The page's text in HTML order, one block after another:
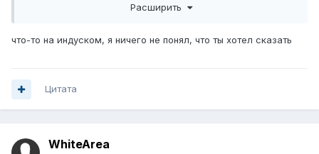
принципе до звезды, что мужик перед ней прыгает и
старается, но не то, непонятно. Нет времени скучать и
нет места интересу к нему. А он еще и обижаешься -
Расширить
что-то на индуском, я ничего не понял, что ты хотел сказать
Цитата
WhiteArea